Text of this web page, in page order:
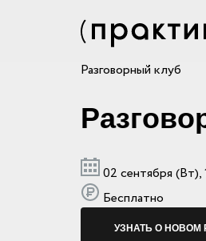
Разговорный клуб
02 сентября (Вт),
Бесплатно
УЗНАТЬ О НОВОМ